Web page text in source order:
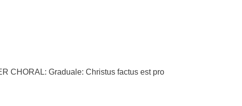
CHORAL: Graduale: Christus factus est pro